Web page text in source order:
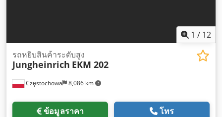
1 / 12
Częstochowa 8,086 km
รถหยิบสินค้าระดับสูง
Jungheinrich EKM 202
ข้อมูลราคา โทร